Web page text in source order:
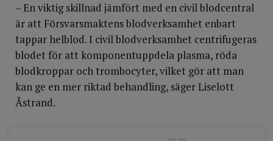
– En viktig skillnad jämfört med en civil blodcentral
är att Försvarsmaktens blodverksamhet enbart
tappar helblod. I civil blodverksamhet centrifugeras
blodet för att komponentuppdela plasma, röda
blodkroppar och trombocyter, vilket gör att man
kan ge en mer riktad behandling, säger Liselott
Åstrand.